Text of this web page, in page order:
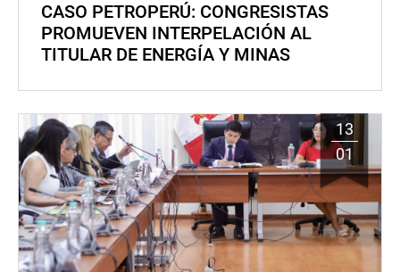
CASO PETROPERÚ: CONGRESISTAS
PROMUEVEN INTERPELACIÓN AL
TITULAR DE ENERGÍA Y MINAS
13
01